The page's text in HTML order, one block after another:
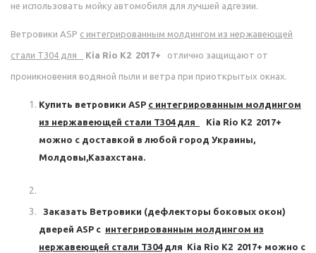
не использовать мойку автомобиля для лучшей адгезии.
Ветровики ASP с интегрированным молдингом из нержавеющей
стали Т304 для Kia Rio K2 2017+ отлично защищают от
проникновения водяной пыли и ветра при приоткрытых окнах.
Купить ветровики ASP с интегрированным молдингом
из нержавеющей стали Т304для
Kia Rio K2 2017+
можно с доставкой в любой город Украины,
Молдовы,Казахстана.
Заказать Ветровики (дефлекторы боковых окон)
дверей ASP с интегрированным молдингом из
нержавеющей стали Т304для Kia Rio K2 2017+ можно с